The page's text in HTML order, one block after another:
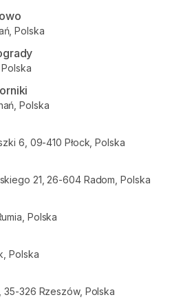
Polska
Polska
6, 09-410 Płock, Polska
21, 26-604 Radom, Polska
Polska
Polska
35-326 Rzeszów, Polska